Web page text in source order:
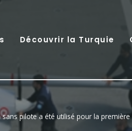
Découvrir la Turquie
pilote a été utilisé pour la